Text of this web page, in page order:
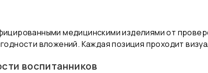
медицинскими изделиями от
вложений. Каждая позиция проходит
воспитанников